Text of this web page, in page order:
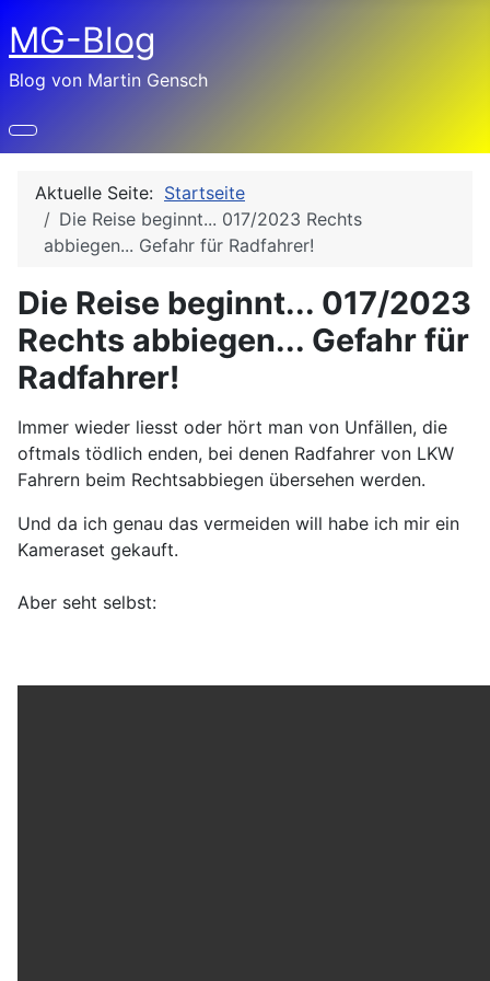
MG-Blog
Blog von Martin Gensch
Aktuelle Seite: Startseite
Die Reise beginnt... 017/2023 Rechts
abbiegen... Gefahr für Radfahrer!
Die Reise beginnt... 017/2023
Rechts abbiegen... Gefahr für
Radfahrer!
Details
Immer wieder liesst oder hört man von Unfällen, die
oftmals tödlich enden, bei denen Radfahrer von LKW
Fahrern beim Rechtsabbiegen übersehen werden.
Und da ich genau das vermeiden will habe ich mir ein
Kameraset gekauft.
Aber seht selbst: